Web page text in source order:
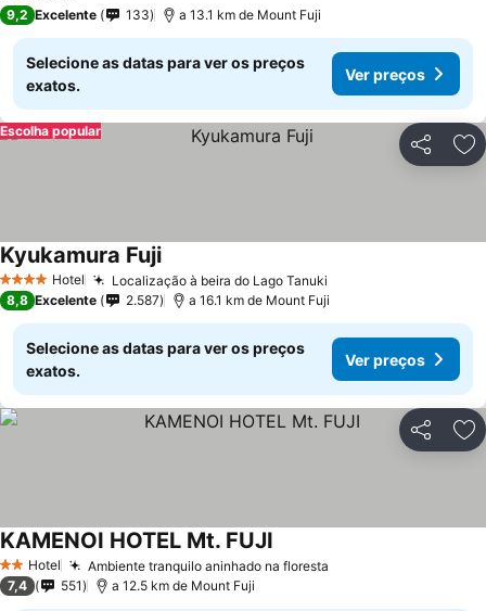
9,2 Excelente 133 a 13.1 km de Mount Fuji
Selecione as datas para ver os preços
exatos.
Ver preços
Partilhar
Escolha popular
4 EstrelasHotel Localização à beira do Lago Tanuki
Kyukamura FujiVer preços
8,8 Excelente 2.587 a 16.1 km de Mount Fuji
Selecione as datas para ver os preços
exatos.
Ver preços
Partilhar
2 Estrelas
Hotel Ambiente tranquilo aninhado na floresta
KAMENOI HOTEL Mt. FUJI
7,4 551 a 12.5 km de Mount Fuji